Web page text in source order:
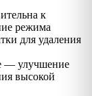
к
режима
для удаления
— улучшение
высокой